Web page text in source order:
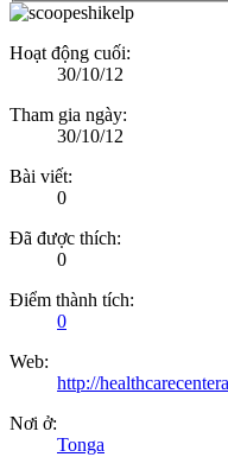
Hoạt động cuối:
30/10/12
Tham gia ngày:
30/10/12
Bài viết:
0
Đã được thích:
0
Điểm thành tích:
0
Web:
http://
Nơi ở:
Tonga